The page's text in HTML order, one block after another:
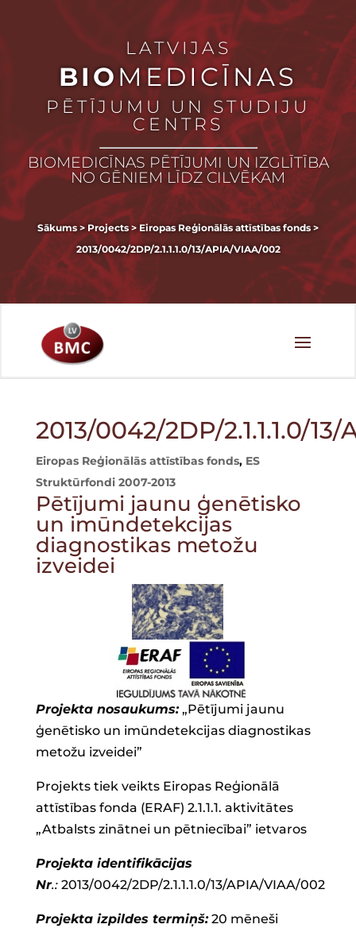
LATVIJAS
BIOMEDICĪNAS
PĒTĪJUMU UN STUDIJU
CENTRS
BIOMEDICĪNAS PĒTĪJUMI UN IZGLĪTĪBA
NO GĒNIEM LĪDZ CILVĒKAM
Sākums> Projects > Eiropas Reģionālās attīstības fonds >
2013/0042/2DP/2.1.1.1.0/13/APIA/VIAA/002
2013/0042/2DP/2.1.1.1.0/
Eiropas Reģionālās attīstības fonds, ES
Struktūrfondi 2007-2013
Pētījumi jaunu ģenētisko
un imūndetekcijas
diagnostikas metožu
izveidei
Projekta nosaukums:„Pētījumi jaunu
ģenētisko un imūndetekcijas diagnostikas
metožu izveidei”
Projekts tiek veikts Eiropas Reģionālā
attīstības fonda (ERAF) 2.1.1.1. aktivitātes
„Atbalsts zinātnei un pētniecībai” ietvaros
Projekta identifikācijas
Nr.:2013/0042/2DP/2.1.1.1.0/13/APIA/VIAA/002
Projekta izpildes termiņš:20 mēneši